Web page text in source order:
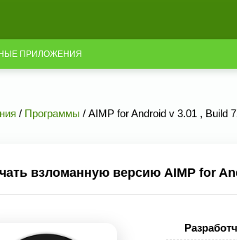
ПРИЛОЖЕНИЯ
/ Программы / AIMP for Android v 3.01 , Build
взломанную версию AIMP for